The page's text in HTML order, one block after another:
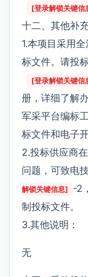
[登录解锁关键信
十二、其他补
1.本项目采用
标文件。请投
[登录解锁关键信
册，详细了解
军采平台编标
标文件和电子
2.投标供应商
问题，可致电
解锁关键信息]
-2
制投标文件。
3.其他说明：
无